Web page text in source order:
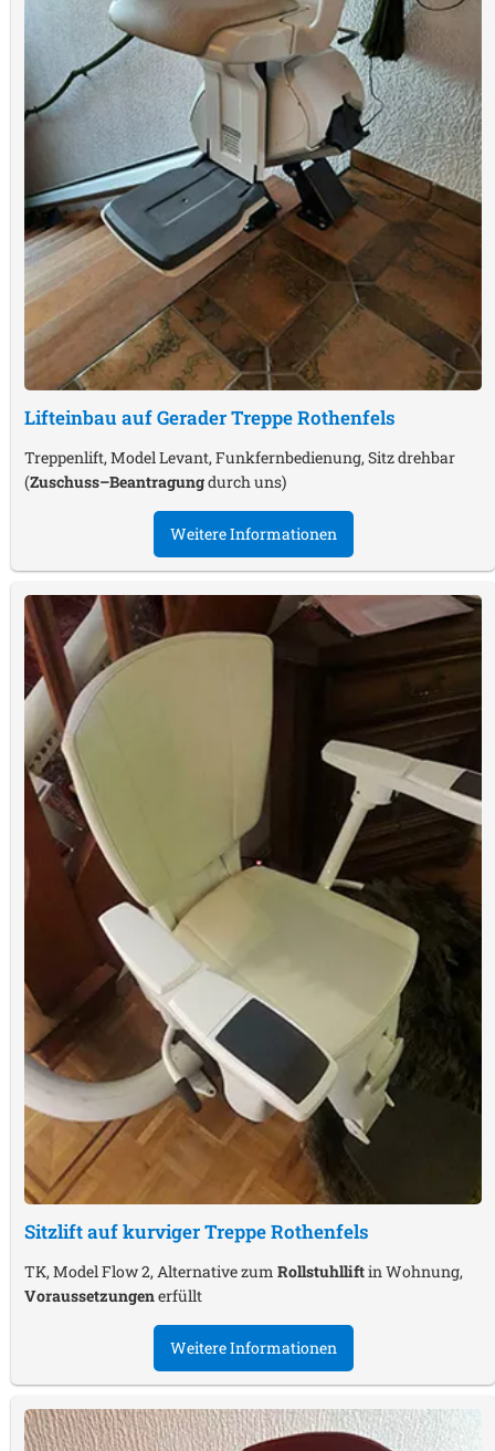
Lifteinbau auf Gerader TreppeRothenfels
Treppenlift, Model Levant, Funkfernbedienung, Sitz drehbar
(Zuschuss–Beantragungdurch uns)
Weitere Informationen
Sitzlift auf kurviger TreppeRothenfels
TK, Model Flow 2, Alternative zum Rollstuhlliftin Wohnung,
Voraussetzungenerfüllt
Weitere Informationen